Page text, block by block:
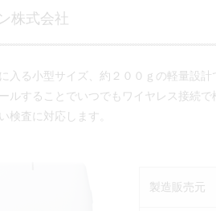
株式会社
入る小型サイズ、約２００ｇの軽量設
ルすることでいつでもワイヤレス接続
検査に対応します。
製造販売元